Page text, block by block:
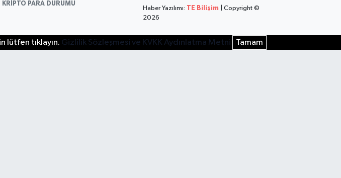
KRİPTO PARA DURUMU
Haber Yazılımı: TE Bilişim
| Copyright ©
2026
lütfen tıklayın. Gizlilik Sözleşmesi ve KVKK Aydınlatma Metni Tamam